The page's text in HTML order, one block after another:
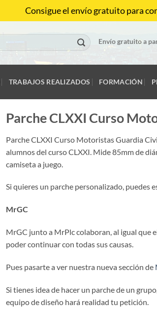
Envío gratuito a
TRABAJOS REALIZADOS FORMACIÓN
Parche CLXXI Curso
Parche CLXXI Curso Motoristas Guardia
alumnos del curso CLXXI. Mide 85mm de
camiseta a juego.
Si quieres un parche personalizado, puedes
MrGC
MrGC junto a MrPlc colaboran, al igual que
poder continuar con todas sus causas.
Pues pasarte a ver nuestra nueva sección de
Si tienes idea de hacer un parche de un
equipo de diseño hará realidad tu petición.
Consigue el envío gratuito para